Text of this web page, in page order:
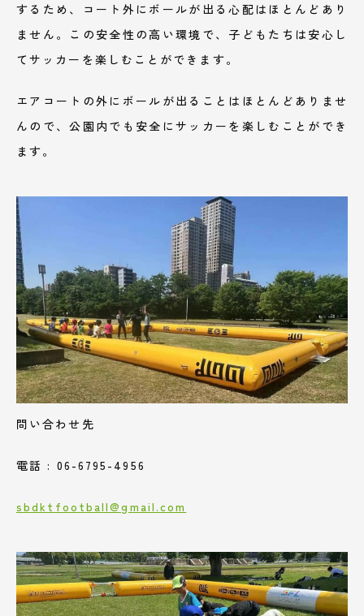
するため、コート外にボールが出る心配はほとんどあり
ません。この安全性の高い環境で、子どもたちは安心し
てサッカーを楽しむことができます。
エアコートの外にボールが出ることはほとんどありませ
んので、公園内でも安全にサッカーを楽しむことができ
ます。
問い合わせ先
電話 : 06-6795-4956
sbdktfootball@gmail.com